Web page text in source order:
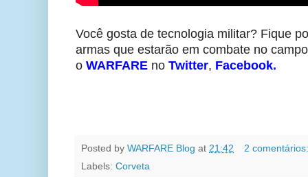
Você gosta de tecnologia militar? Fique
armas que estarão em combate no
o WARFARE no Twitter, Facebook.
Posted by WARFARE Blog at 21:42
2
Labels: Corveta